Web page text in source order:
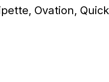
Ovation,